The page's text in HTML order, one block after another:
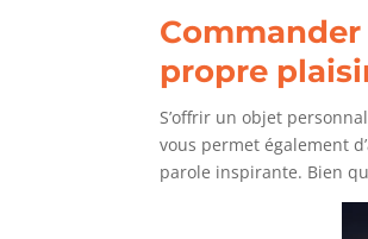
propre
S’offrir un objet
vous permet également
parole inspirante. Bien